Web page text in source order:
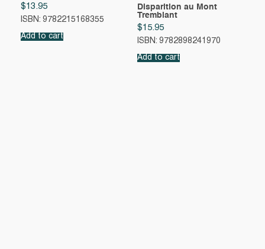
$13.95
ISBN: 9782215168355
Add to cart
Disparition au Mont
Tremblant
$15.95
ISBN: 9782898241970
Add to cart